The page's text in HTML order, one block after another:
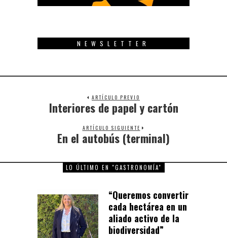
NEWSLETTER
ARTÍCULO PREVIO
Previous
post:
Interiores de papel y cartón
ARTÍCULO SIGUIENTE
Next
post:
En el autobús (terminal)
LO ÚLTIMO EN "GASTRONOMÍA"
“Queremos convertir
cada hectárea en un
aliado activo de la
biodiversidad”